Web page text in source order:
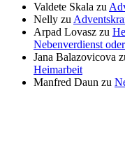
Valdete Skala zu
Nelly zu
Arpad Lovasz zu
Nebenverdienst
Jana Balazovicova
Heimarbeit
Manfred Daun zu